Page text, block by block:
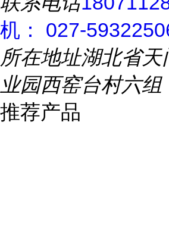
机： 027-
所在地址湖北省天
业园西窑台村六组
推荐产品